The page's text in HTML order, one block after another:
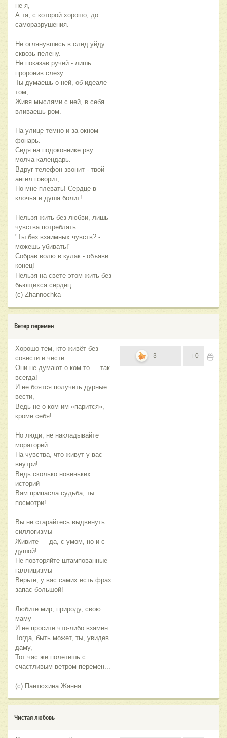
не я,
А та, с которой хорошо, до
саморазрушения.
Не оглянувшись в след уйду
сквозь пелену.
Не показав ручей - лишь
проронив слезу.
Ты думаешь о ней, об идеале
том,
Живя мыслями с ней, в себя
вливаешь ром.
На улице темно и за окном
фонарь.
Сидя на подоконнике рву
молча календарь.
Вдруг телефон звонит - твой
ангел говорит,
Но мне плевать! Сердце в
клочья и душа болит!
Нельзя жить без любви, лишь
чувства потреблять...
"Ты без взаимных чувств? -
можешь убивать!"
Собрав волю в кулак - объяви
конец!
Нельзя на свете этом жить без
бьющихся сердец.
(с) Zhannochka
Ветер перемен
Хорошо тем, кто живёт без
совести и чести...
Они не думают о ком-то — так
всегда!
И не боятся получить дурные
вести,
Ведь не о ком им «парится»,
кроме себя!
Но люди, не накладывайте
мораторий
На чувства, что живут у вас
внутри!
Ведь сколько новеньких
историй
Вам припасла судьба, ты
посмотри!...
Вы не старайтесь выдвинуть
силлогизмы
Живите — да, с умом, но и с
душой!
Не повторяйте штампованные
галлицизмы
Верьте, у вас самих есть фраз
запас большой!
Любите мир, природу, свою
маму
И не просите что-либо взамен.
Тогда, быть может, ты, увидев
даму,
Тот час же полетишь с
счастливым ветром перемен...
(с) Пантюхина Жанна
3 0
Чистая любовь